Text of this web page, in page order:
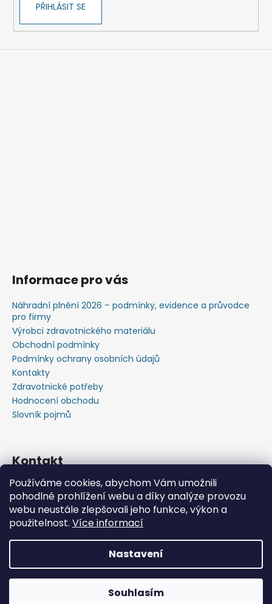
Používáme cookies, abychom Vám umožnili
pohodlné prohlížení webu a díky analýze provozu
webu neustále zlepšovali jeho funkce, výkon a
použitelnost. Více informací
Nastavení
Souhlasím
📦 Minimální objednávka již od 600 Kč bez DPH • Rychlý
nákup zdravotnického materiálu na jednom místě.
o
r
u
PŘIHLÁSIT SE
Informace pro vás
Náhradní plnění 2026 – podmínky, evidence a průvodce
pro firmy
Výrobci zdravotnického materiálu
Obchodní podmínky
Podmínky ochrany osobních údajů
Kontakty
Zdravotnické potřeby
Hodnocení obchodu
Slovník pojmů
Kontakt
+420603583759 ,+420734720049
https://www.facebook.com/profile.php?id=615793934
37445
https://www.youtube.com/@michalverner7685
Copyright 2026Zdravotnický Materiál - Velkoobchod
. Všechna práva vyhrazena.